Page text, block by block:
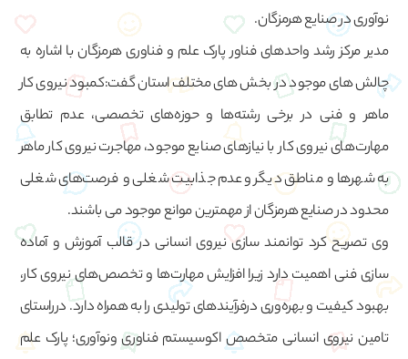
نوآوری در صنایع هرمزگان.
مدیر مرکز رشد واحدهای فناور پارک علم و فناوری هرمزگان با اشاره به
چالش های موجود در بخش های مختلف استان گفت:کمبود نیروی کار
ماهر و فنی در برخی رشته‌ها و حوزه‌های تخصصی، عدم تطابق
مهارت‌های نیروی کار با نیازهای صنایع موجود، مهاجرت نیروی کار ماهر
به شهرها و مناطق دیگر وعدم جذابیت شغلی و فرصت‌های شغلی
محدود در صنایع هرمزگان از مهمترین موانع موجود می باشند.
وی تصریح کرد توانمند سازی نیروی انسانی در قالب آموزش و آماده
سازی فنی اهمیت دارد زیرا افزایش مهارت‌ها و تخصص‌های نیروی کار،
بهبود کیفیت و بهره‌وری درفرآیندهای تولیدی را به همراه دارد. درراستای
تامین نیروی انسانی متخصص اکوسیستم فناوری ونوآوری؛ پارک علم